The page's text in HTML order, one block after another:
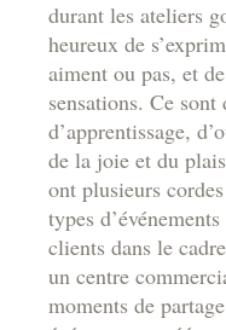
durant les ateliers
heureux de
aiment ou pas, et
sensations. Ce
d’apprentissage,
de la joie et du
ont plusieurs
types
clients dans le
un centre
moments de